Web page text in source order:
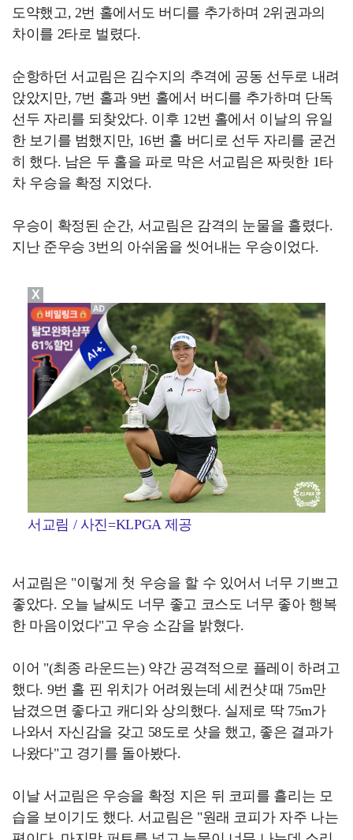
도약했고, 2번 홀에서도 버디를 추가하며 2위권과의
차이를 2타로 벌렸다.
순항하던 서교림은 김수지의 추격에 공동 선두로 내려
앉았지만, 7번 홀과 9번 홀에서 버디를 추가하며 단독
선두 자리를 되찾았다. 이후 12번 홀에서 이날의 유일
한 보기를 범했지만, 16번 홀 버디로 선두 자리를 굳건
히 했다. 남은 두 홀을 파로 막은 서교림은 짜릿한 1타
차 우승을 확정 지었다.
우승이 확정된 순간, 서교림은 감격의 눈물을 흘렸다.
지난 준우승 3번의 아쉬움을 씻어내는 우승이었다.
서교림 / 사진=KLPGA 제공
서교림은 "이렇게 첫 우승을 할 수 있어서 너무 기쁘고
좋았다. 오늘 날씨도 너무 좋고 코스도 너무 좋아 행복
한 마음이었다"고 우승 소감을 밝혔다.
이어 "(최종 라운드는) 약간 공격적으로 플레이 하려고
했다. 9번 홀 핀 위치가 어려웠는데 세컨샷 때 75m만
남겼으면 좋다고 캐디와 상의했다. 실제로 딱 75m가
나와서 자신감을 갖고 58도로 샷을 했고, 좋은 결과가
나왔다"고 경기를 돌아봤다.
이날 서교림은 우승을 확정 지은 뒤 코피를 흘리는 모
습을 보이기도 했다. 서교림은 "원래 코피가 자주 나는
X